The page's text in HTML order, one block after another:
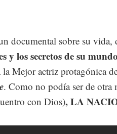
documental sobre su vida,
y los secretos de su
Mejor actriz protagónica
. Como no podía ser de otra
con Dios), LA